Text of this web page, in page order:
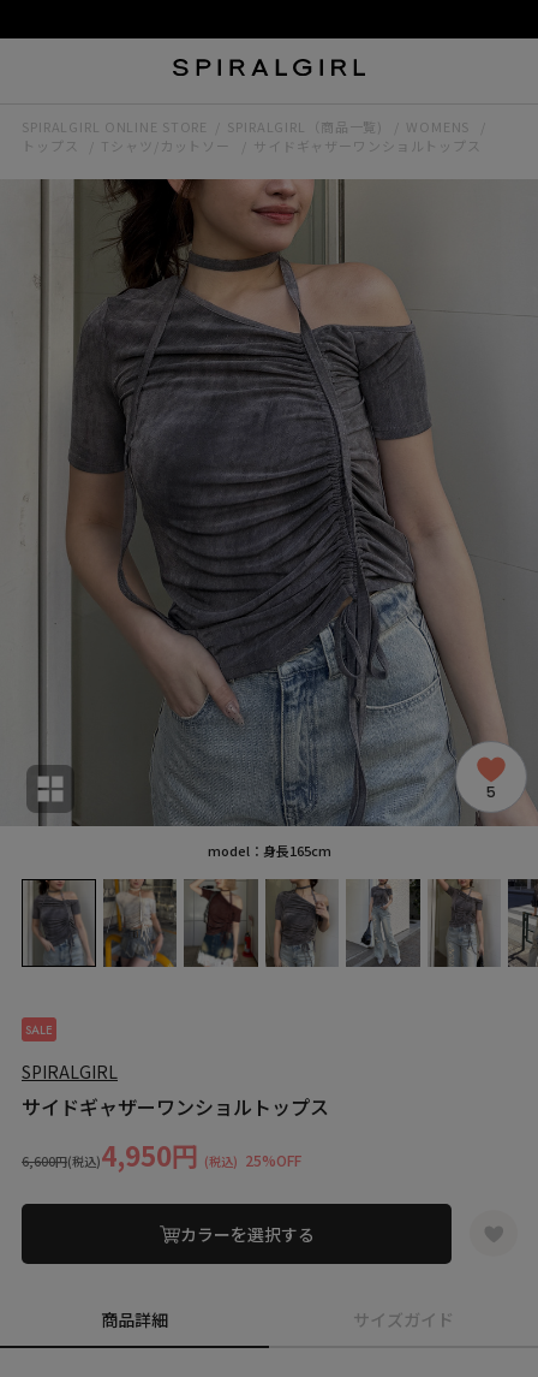
SPIRALGIRL ONLINE STORE SPIRALGIRL（商品一覧)
WOMENS
トップス
Tシャツ/カットソー サイドギャザーワンショルトップス
5
model：身長165cm
SALE
SPIRALGIRL
サイドギャザーワンショルトップス
6,600円(税込)4,950円 (税込) 25%OFF
カラーを選択する
商品詳細 サイズガイド